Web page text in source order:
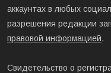
аккаунтах в любых
разрешения редакции
правовой информацией.
Свидетельство о